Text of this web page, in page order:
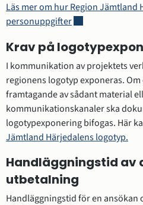
Läs mer om hur Region Jämtland
personuppgifterÖppnas i nytt
Krav på
I kommunikation av projektets
regionens logotyp exponeras.
framtagande av sådant material
kommunikationskanaler ska
logotypexponering bifogas. Här
Jämtland Härjedalens logotyp.
Handläggningstid av
utbetalning
Handläggningstid för en